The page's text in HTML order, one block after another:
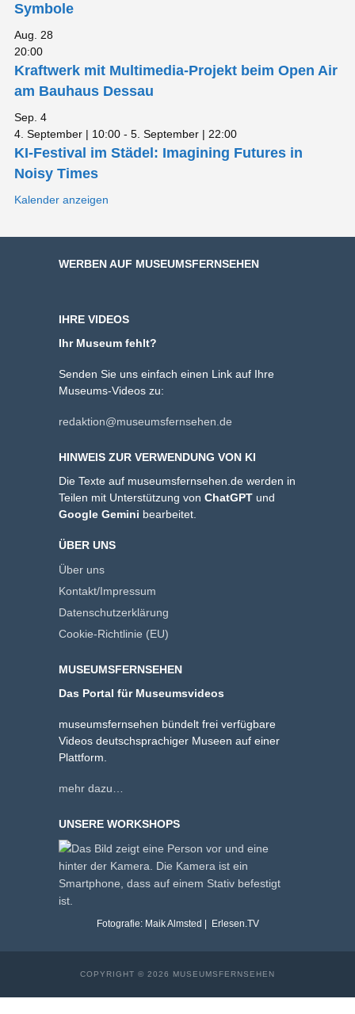
Symbole
Aug. 28
20:00
Kraftwerk mit Multimedia-Projekt beim Open Air
am Bauhaus Dessau
Sep. 4
4. September | 10:00 - 5. September | 22:00
KI-Festival im Städel: Imagining Futures in
Noisy Times
Kalender anzeigen
WERBEN AUF MUSEUMSFERNSEHEN
IHRE VIDEOS
Ihr Museum fehlt?
Senden Sie uns einfach einen Link auf Ihre
Museums-Videos zu:
redaktion@museumsfernsehen.de
HINWEIS ZUR VERWENDUNG VON KI
Die Texte auf museumsfernsehen.de werden in
Teilen mit Unterstützung von ChatGPT und
Google Gemini bearbeitet.
ÜBER UNS
Über uns
Kontakt/Impressum
Datenschutzerklärung
Cookie-Richtlinie (EU)
MUSEUMSFERNSEHEN
Das Portal für Museumsvideos
museumsfernsehen bündelt frei verfügbare
Videos deutschsprachiger Museen auf einer
Plattform.
mehr dazu…
UNSERE WORKSHOPS
Fotografie: Maik Almsted | Erlesen.TV
COPYRIGHT © 2026 MUSEUMSFERNSEHEN